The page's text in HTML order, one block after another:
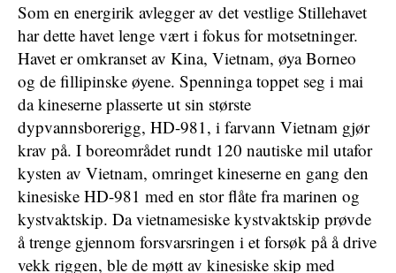
Som en energirik avlegger av det vestlige Stillehavet
har dette havet lenge vært i fokus for motsetninger.
Havet er omkranset av Kina, Vietnam, øya Borneo
og de fillipinske øyene. Spenninga toppet seg i mai
da kineserne plasserte ut sin største
dypvannsborerigg, HD-981, i farvann Vietnam gjør
krav på. I boreområdet rundt 120 nautiske mil utafor
kysten av Vietnam, omringet kineserne en gang den
kinesiske HD-981 med en stor flåte fra marinen og
kystvaktskip. Da vietnamesiske kystvaktskip prøvde
å trenge gjennom forsvarsringen i et forsøk på å drive
vekk riggen, ble de møtt av kinesiske skip med